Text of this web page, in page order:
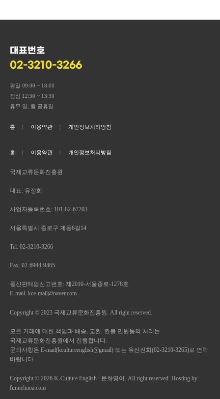
대표번호
02-3210-3266
평일 09:00 ~ 18:00
점심 12:30 ~ 13:30
휴무 일, 월 공휴일
홈 이용약관 개인정보처리방침
홈 이용약관 개인정보처리방침
국제교류문화진흥원
대표: 유정희
사업자등록번호: 101-82-67203
서울특별시 종로구 계동6길14
Tel. 02-3210-3266
Fax. 02-6944-9465
통신판매업신고번호: 제2010-서울종로-1278호
E-mail. kce-mail@naver.com
Copyright © 2023 국제교류문화진흥원. All right reserved.
모든 거래에 대한 책임과 배송, 교환, 환불 민원등의 처리는
국제교류문화진흥원에서 진행합니다.
문의사항은 E-mail(kcultureenglish@gmail) 또는 유선전화(02-3210-3265)로 연락
바랍니다.
Copyright © 2026 K-Culture English : 문화영어. All right reserved. Hosting by
funnelmoa.com